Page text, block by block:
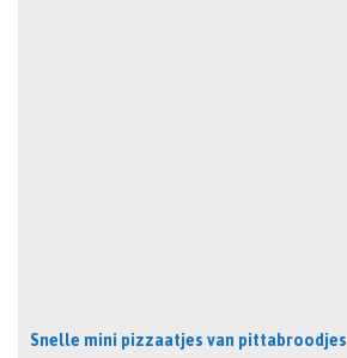
Snelle mini pizzaatjes van pittabroodjes